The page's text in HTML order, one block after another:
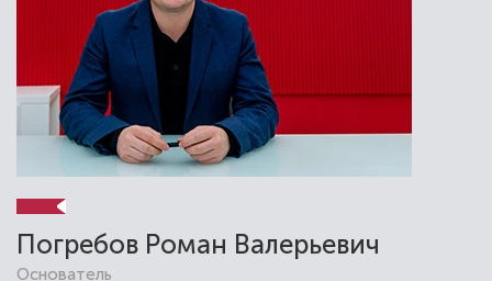
Погребов Роман Валерьевич
Основатель